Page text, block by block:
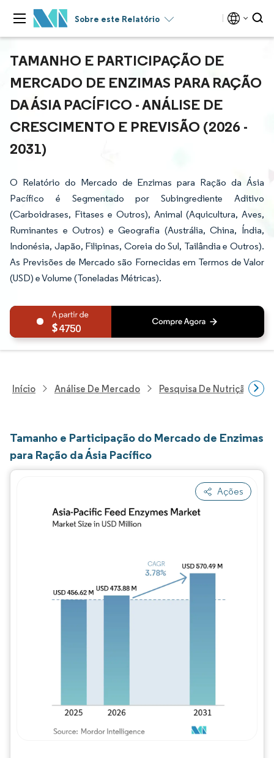
Sobre este Relatório
TAMANHO E PARTICIPAÇÃO DE
MERCADO DE ENZIMAS PARA RAÇÃO
DA ÁSIA PACÍFICO - ANÁLISE DE
CRESCIMENTO E PREVISÃO (2026 -
2031)
O Relatório do Mercado de Enzimas para Ração da Ásia
Pacífico é Segmentado por Subingrediente Aditivo
(Carboidrases, Fitases e Outros), Animal (Aquicultura, Aves,
Ruminantes e Outros) e Geografia (Austrália, China, Índia,
Indonésia, Japão, Filipinas, Coreia do Sul, Tailândia e Outros).
As Previsões de Mercado são Fornecidas em Termos de Valor
(USD) e Volume (Toneladas Métricas).
4750
Início Análise De Mercado Pesquisa De Nutrição E
Tamanho e Participação do Mercado de Enzimas
para Ração da Ásia Pacífico
Ações